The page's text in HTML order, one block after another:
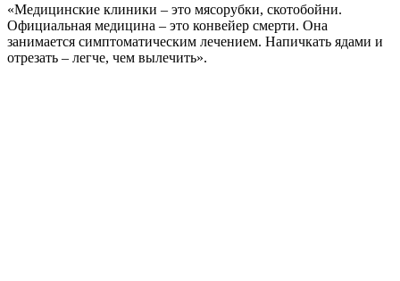
«Медицинские клиники – это мясорубки, скотобойни.
Официальная медицина – это конвейер смерти. Она
занимается симптоматическим лечением. Напичкать ядами и
отрезать – легче, чем вылечить».